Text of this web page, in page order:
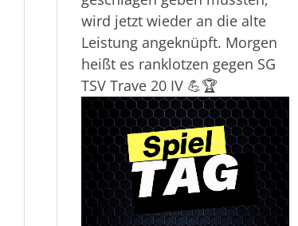
nach 4 Siegen in Folge am
vergangenen Wochenende uns
in unserem 5. Spiel gegen den
TSV Schlutup mit 3:5 (0:3)
geschlagen geben mussten,
wird jetzt wieder an die alte
Leistung angeknüpft. Morgen
heißt es ranklotzen gegen SG
TSV Trave 20 IV 💪🏆